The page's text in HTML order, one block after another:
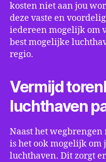
kosten niet aan jou
deze vaste en
iedereen mogelijk om
best mogelijke
regio.
Vermijd
luchthaven
Naast het
is het ook mogelijk om
luchthaven. Dit zorgt